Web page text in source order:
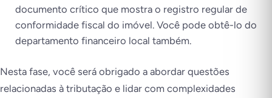
documento crítico que mostra o registro regular de
conformidade fiscal do imóvel. Você pode obtê-lo do
departamento financeiro local também.
Nesta fase, você será obrigado a abordar questões
relacionadas à tributação e lidar com complexidades